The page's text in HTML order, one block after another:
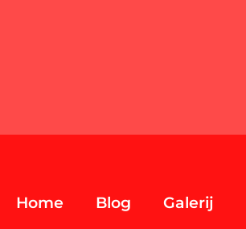
Home Blog Galerij